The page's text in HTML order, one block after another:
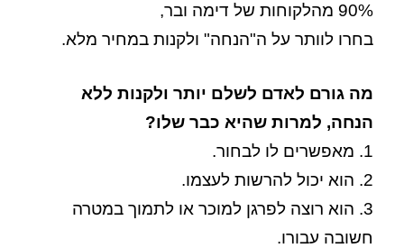
90% מהלקוחות של דימה ובר,
בחרו לוותר על ה"הנחה" ולקנות במחיר מלא.
מה גורם לאדם לשלם יותר ולקנות ללא
הנחה, למרות שהיא כבר שלו?
1. מאפשרים לו לבחור.
2. הוא יכול להרשות לעצמו.
3. הוא רוצה לפרגן למוכר או לתמוך במטרה
חשובה עבורו.